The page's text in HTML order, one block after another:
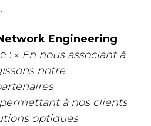
Engineering
: « En nous associant à
notre
à nos clients
optiques